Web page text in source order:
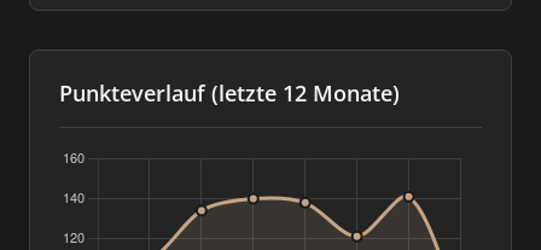
Punkteverlauf (letzte 12 Monate)